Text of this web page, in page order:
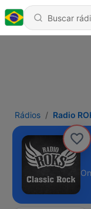
Rádios Radio
Rock